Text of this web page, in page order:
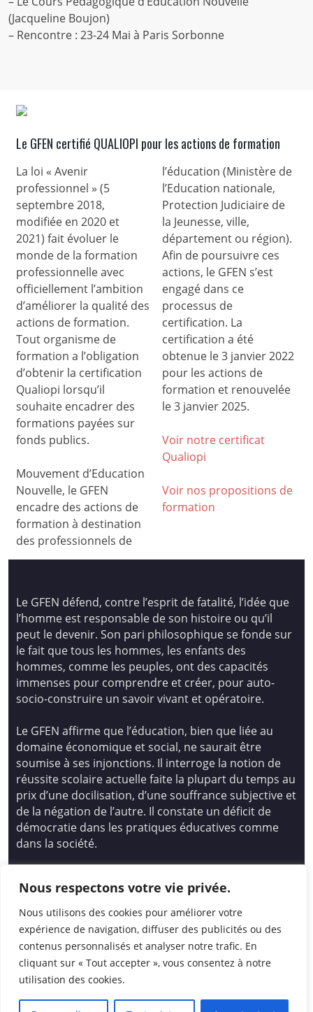
Nous respectons votre vie privée.
Nous utilisons des cookies pour améliorer votre
expérience de navigation, diffuser des publicités ou des
contenus personnalisés et analyser notre trafic. En
cliquant sur « Tout accepter », vous consentez à notre
utilisation des cookies.
(Jacqueline Boujon)
– Rencontre : 23-24 Mai à Paris Sorbonne
Le GFEN certifié QUALIOPI pour les actions de formation
La loi « Avenir
professionnel » (5
septembre 2018,
modifiée en 2020 et
2021) fait évoluer le
monde de la formation
professionnelle avec
officiellement l’ambition
d’améliorer la qualité des
actions de formation.
Tout organisme de
formation a l’obligation
d’obtenir la certification
Qualiopi lorsqu’il
souhaite encadrer des
formations payées sur
fonds publics.
Mouvement d’Education
Nouvelle, le GFEN
encadre des actions de
formation à destination
des professionnels de
l’éducation (Ministère de
l’Education nationale,
Protection Judiciaire de
la Jeunesse, ville,
département ou région).
Afin de poursuivre ces
actions, le GFEN s’est
engagé dans ce
processus de
certification. La
certification a été
obtenue le 3 janvier 2022
pour les actions de
formation et renouvelée
le 3 janvier 2025.
Voir notre certificat
Qualiopi
Voir nos propositions de
formation
Le GFEN défend, contre l’esprit de fatalité, l’idée que
l’homme est responsable de son histoire ou qu’il
peut le devenir. Son pari philosophique se fonde sur
le fait que tous les hommes, les enfants des
hommes, comme les peuples, ont des capacités
immenses pour comprendre et créer, pour auto-
socio-construire un savoir vivant et opératoire.
Le GFEN affirme que l’éducation, bien que liée au
domaine économique et social, ne saurait être
soumise à ses injonctions. Il interroge la notion de
réussite scolaire actuelle faite la plupart du temps au
prix d’une docilisation, d’une souffrance subjective et
de la négation de l’autre. Il constate un déficit de
démocratie dans les pratiques éducatives comme
dans la société.
Nouvelle
14 avenue Spinoza 94200 Ivry Sur Seine
01 46 72 53 17 – gfen@gfen.asso.fr